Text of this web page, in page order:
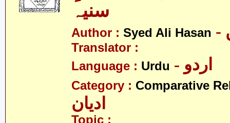
سنیہ
Author : Syed Ali Hasan
Translator :
Language : Urdu - اردو
Category : Comparative
ادیان
Topic :